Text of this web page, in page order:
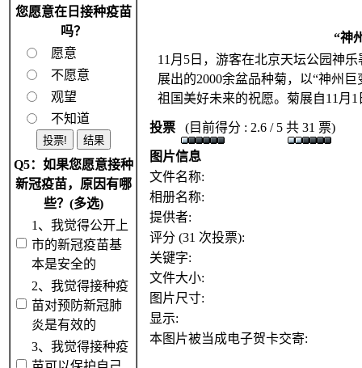
您愿意在日接种疫苗
吗？
愿意
不愿意
观望
不知道
Q5：如果您愿意接种
新冠疫苗，原因有哪
些？(多选)
1、我觉得公开上
市的新冠疫苗基
本是安全的
2、我觉得接种疫
苗对预防新冠肺
炎是有效的
3、我觉得接种疫
“神
11月5日，游客在北京天坛公园神
展出的2000余盆品种菊，以“神州
祖国美好未来的祝愿。菊展自11月
投票 (目前得分 : 2.6 / 5 共 31 票)
图片信息
文件名称:
相册名称:
提供者:
评分 (31 次投票):
关键字:
文件大小:
图片尺寸:
显示:
本图片被当成电子贺卡交寄: